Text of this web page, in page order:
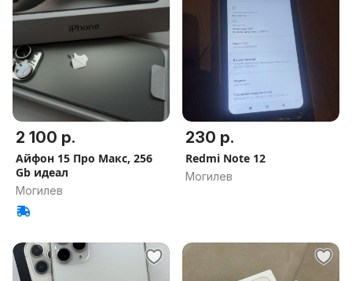
2 100 р.
Айфон 15 Про Макс, 256
Gb идеал
Могилев
230 р.
Redmi Note 12
Могилев